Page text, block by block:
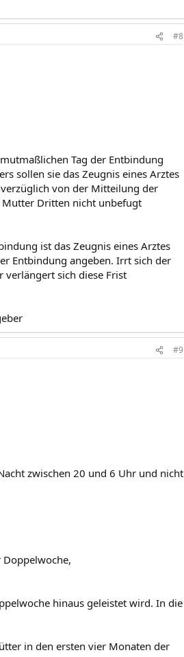
#8
Tag der Entbindung
sollen sie das Zeugnis eines Arztes
von der Mitteilung der
Dritten nicht unbefugt
ist das Zeugnis eines Arztes
Entbindung angeben. Irrt sich der
sich diese Frist
#9
zwischen 20 und 6 Uhr und nicht
hinaus geleistet wird. In die
in den ersten vier Monaten der